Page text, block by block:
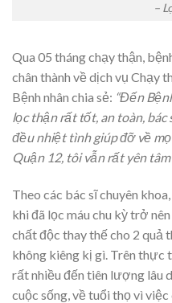
–
Qua 05 tháng chạy thận,
chân thành về dịch vụ Chạy
Bệnh nhân chia sẻ: “Đến
lọc thận rất tốt, an toàn, bác
đều nhiệt tình giúp đỡ về
Quận 12, tôi vẫn rất yên tâm
Theo các bác sĩ chuyên
khi đã lọc máu chu kỳ trở
chất độc thay thế cho 2 quả
không kiêng kị gì. Trên thực
rất nhiều đến tiên lượng lâu
cuộc sống, về tuổi thọ vì